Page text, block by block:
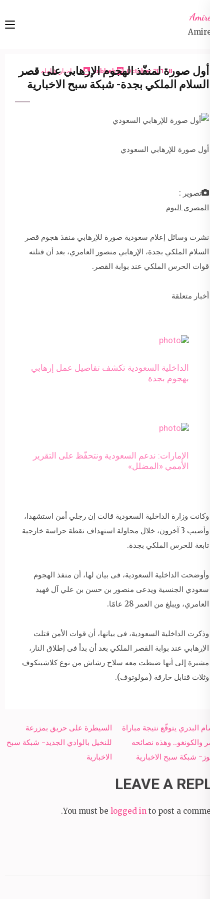
content
Enter)
Amireta
Amireta
8 October 2017
sabbeh اخبار شاملة
أول صورة لمنفّذ الهجوم الإرهابي على قصر
السلام الملكي بجدة- شبكة سبح الاخبارية
أول صورة للإرهابي السعودي
تصوير :
المصري اليوم
نشرت وسائل إعلام سعودية صورة للإرهابي منفذ هجوم قصر
السلام الملكي بجدة، الإرهابي منصور العامري، بعد أن قتلته
قوات الحرس الملكي عند بوابة القصر.
أخبار متعلقة
الداخلية السعودية تكشف تفاصيل عمل إرهابي
بهجوم بجدة
الإمارات: ندعم السعودية ونتحفّظ على التقرير
الأممي «المضلل»
وكانت وزارة الداخلية السعودية قالت إن رجلي أمن استشهدا،
وأصيب 3 آخرون، خلال محاولة استهداف نقطة حراسة خارجية
تابعة للحرس الملكي بجدة.
وأوضحت الداخلية السعودية، فى بيان لها، أن منفذ الهجوم
سعودي الجنسية ويدعى منصور بن حسن بن علي آل فهيد
العامري، ويبلغ من العمر 28 عامًا.
وذكرت الداخلية السعودية، فى بيانها، أن قوات الأمن قتلت
الإرهابي عند بوابة القصر الملكي بعد أن بدأ فى إطلاق النار،
مشيرة إلى أنها ضبطت معه سلاح رشاش من نوع كلاشينكوف
وثلاث قنابل حارقة (مولوتوف).
Post
navigation
السيطرة على حريق بمزرعة
للنخيل بالوادي الجديد- شبكة سبح
الاخبارية
حسام البدري يتوقّع نتيجة مباراة
مصر والكونغو.. وهذه نصائحه
للفوز- شبكة سبح الاخبارية
LEAVE A REPLY
You must be logged in to post a comment.